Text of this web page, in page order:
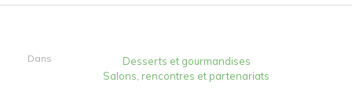
Dans
Desserts et gourmandises
Salons, rencontres et partenariats